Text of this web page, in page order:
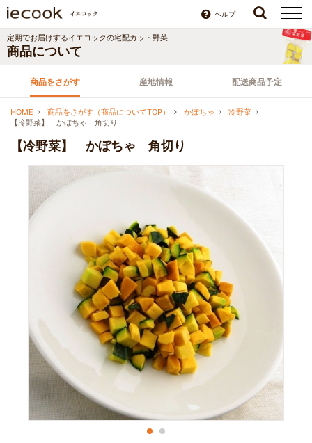
ヘルプ
商品をさがす 産地情報 配送商品予定
定期でお届けするイエコックの宅配カット野菜
商品について
HOME 商品をさがす（商品についてTOP） かぼちゃ
冷野菜
【冷野菜】 かぼちゃ 角切り
【冷野菜】 かぼちゃ 角切り